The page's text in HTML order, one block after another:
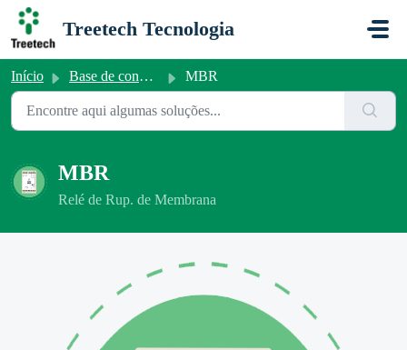
Ir para o conteúdo principal
Treetech Tecnologia
Início Base de conhecimento MBR
MBR
Relé de Rup. de Membrana